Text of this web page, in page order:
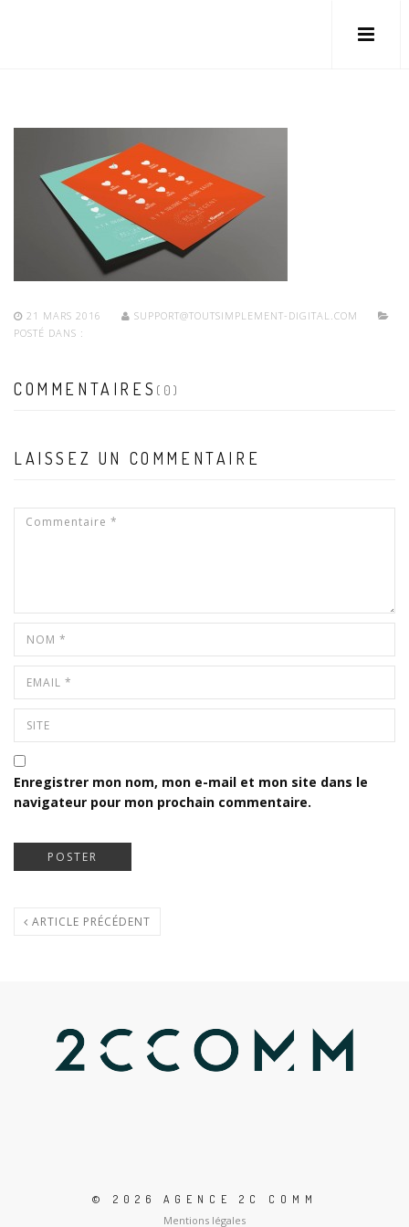
21 MARS 2016
SUPPORT@TOUTSIMPLEMENT-DIGITAL.COM
POSTÉ DANS :
COMMENTAIRES (0)
LAISSEZ UN COMMENTAIRE
Enregistrer mon nom, mon e-mail et mon site dans le
navigateur pour mon prochain commentaire.
ARTICLE PRÉCÉDENT
© 2026 AGENCE 2C COMM
Mentions légales